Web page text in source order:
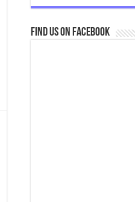
Find us on Facebook